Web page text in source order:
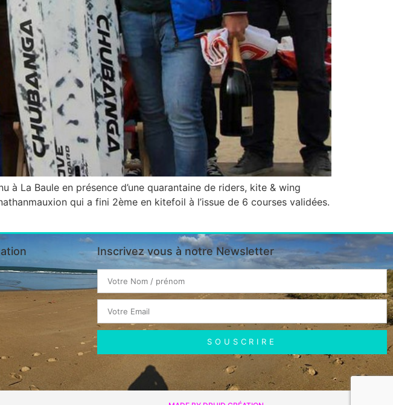
à La Baule en présence d’une quarantaine de riders, kite & wing
qui a fini 2ème en kitefoil à l’issue de 6 courses validées.
Inscrivez vous à notre Newsletter
SOUSCRIRE